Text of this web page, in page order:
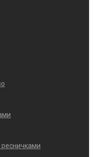
ресничками